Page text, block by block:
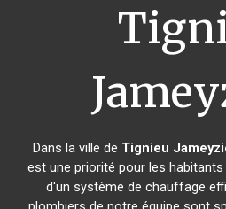
Dans la ville de Tignieu
est une priorité pour les
d'un système de chauffage